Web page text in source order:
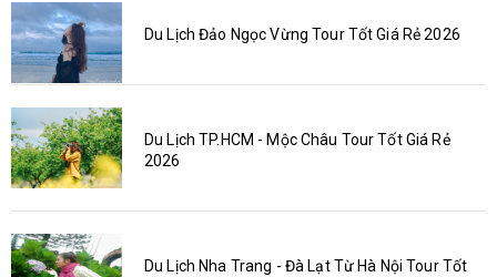
Du Lịch Đảo Ngọc Vừng Tour Tốt Giá Rẻ 2026
Du Lịch TP.HCM - Mộc Châu Tour Tốt Giá Rẻ
2026
Du Lịch Nha Trang - Đà Lạt Từ Hà Nội Tour Tốt